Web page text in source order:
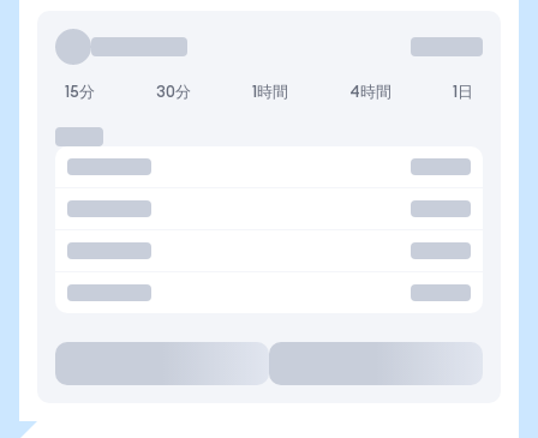
15分 30分 1時間 4時間 1日